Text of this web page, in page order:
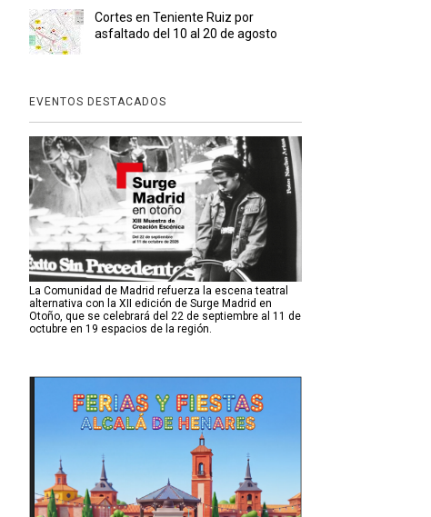
Cortes en Teniente Ruiz por
asfaltado del 10 al 20 de agosto
EVENTOS DESTACADOS
La Comunidad de Madrid refuerza la escena teatral
alternativa con la XII edición de Surge Madrid en
Otoño, que se celebrará del 22 de septiembre al 11 de
octubre en 19 espacios de la región.